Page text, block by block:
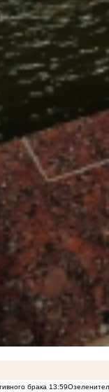
брака 13:59